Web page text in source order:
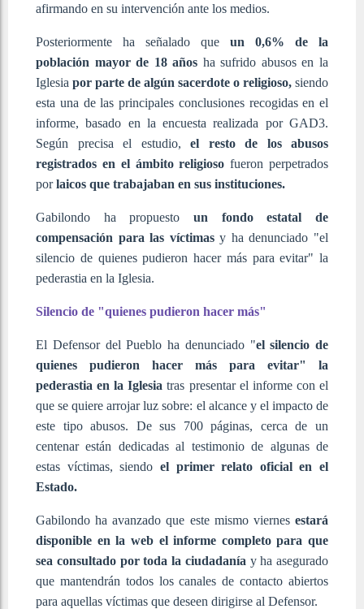
afirmando en su intervención ante los medios.
Posteriormente ha señalado que un 0,6% de la
población mayor de 18 años ha sufrido abusos en la
Iglesia por parte de algún sacerdote o religioso, siendo
esta una de las principales conclusiones recogidas en el
informe, basado en la encuesta realizada por GAD3.
Según precisa el estudio, el resto
de los abusos
registrados en el ámbito religioso fueron perpetrados
porlaicos que trabajaban en sus instituciones.
Gabilondo ha propuesto un fondo estatal de
compensación para las víctimasy ha denunciado "el
silencio de quienes pudieron hacer más para evitar" la
pederastia en la Iglesia.
Silencio de "quienes pudieron hacer más"
El Defensor del Pueblo ha denunciado "el silencio de
quienes pudieron hacer más para evitar" la
pederastia en la Iglesia tras presentar el informe con el
que se quiere arrojar luz sobre: el alcance y el impacto de
este tipo abusos. De sus 700 páginas, cerca de un
centenar están dedicadas al testimonio de algunas de
estas víctimas, siendo el primer relato oficial en el
Estado.
Gabilondo ha avanzado que este mismo viernesestará
disponible en la web el informe completo para que
sea consultado por toda la ciudadanía y ha asegurado
que mantendrán todos los canales de contacto abiertos
para aquellas víctimas que deseen dirigirse al Defensor.